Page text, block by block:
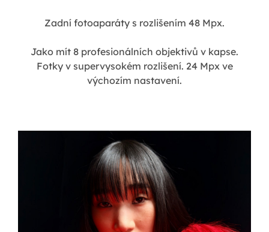
Zadní fotoaparáty s rozlišením 48 Mpx.
Jako mít 8 profesionálních objektivů v kapse.
Fotky v supervysokém rozlišení. 24 Mpx ve
výchozím nastavení.